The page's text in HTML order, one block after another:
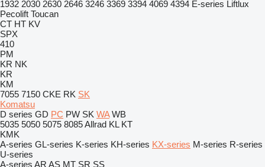
1932 2030 2630 2646 3246 3369 3394 4069 4394 E-series Liftlux
Pecolift Toucan
CT HT KV
SPX
410
PM
KR NK
KR
KM
7055 7150 CKE RK SK
Komatsu
D series GD PC PW SK WA WB
5035 5050 5075 8085Allrad KL KT
KMK
A-series GL-series K-series KH-series KX-series M-series R-series
U-series
A-series AR AS MT SR SS